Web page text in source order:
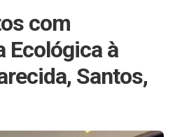
com
Ecológica à
Santos,